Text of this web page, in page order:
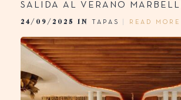
SALIDA AL VERANO MARBELLÍ
24/09/2025 IN TAPAS READ MORE